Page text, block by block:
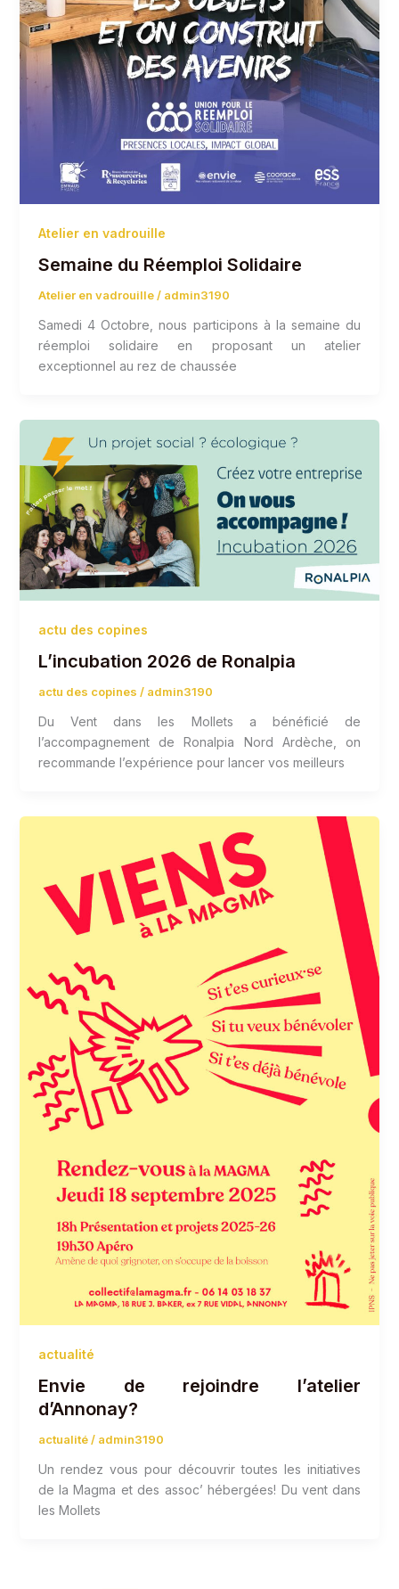
Atelier en vadrouille
Semaine du Réemploi Solidaire
Atelier en vadrouille/ admin3190
Samedi 4 Octobre, nous participons à la semaine du
réemploi solidaire en proposant un atelier
exceptionnel au rez de chaussée
actu des copines
L’incubation 2026 de Ronalpia
actu des copines / admin3190
Du Vent dans les Mollets a bénéficié de
l’accompagnement de Ronalpia Nord Ardèche, on
recommande l’expérience pour lancer vos meilleurs
actualité
Envie de rejoindre l’atelier
d’Annonay?
actualité/ admin3190
Un rendez vous pour découvrir toutes les initiatives
de la Magma et des assoc’ hébergées! Du vent dans
les Mollets